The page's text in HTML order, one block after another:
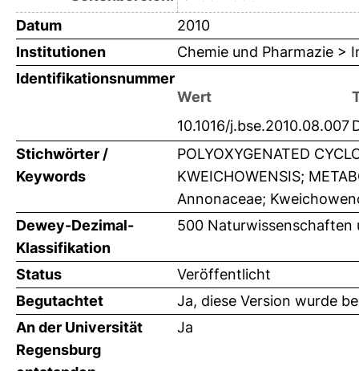
Datum
2010
Institutionen
Chemie und Pharmazie >
Identifikationsnummer
Wert
10.1016/j.bse.2010.08.007
Stichwörter /
Keywords
POLYOXYGENATED
KWEICHOWENSIS;
Annonaceae;
Dewey-Dezimal-
Klassifikation
500 Naturwissenschaften
Status
Veröffentlicht
Begutachtet
Ja, diese Version wurde
An der Universität
Regensburg
Ja